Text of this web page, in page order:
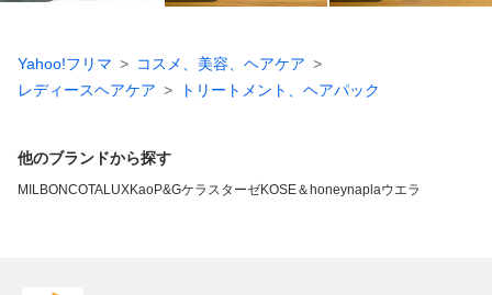
Yahoo!フリマ
コスメ、美容、ヘアケア
レディースヘアケア
トリートメント、ヘアパック
他のブランドから探す
MILBONCOTALUXKaoP&GケラスターゼKOSE＆honeynaplaウエラ